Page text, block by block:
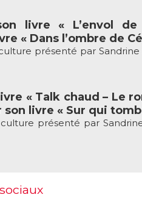
livre « L’envol
« Dans l’ombre de
présenté par
« Talk chaud – Le
livre « Sur qui
culture présenté par